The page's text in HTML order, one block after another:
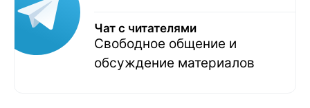
Чат с читателями
Свободное общение и
обсуждение материалов